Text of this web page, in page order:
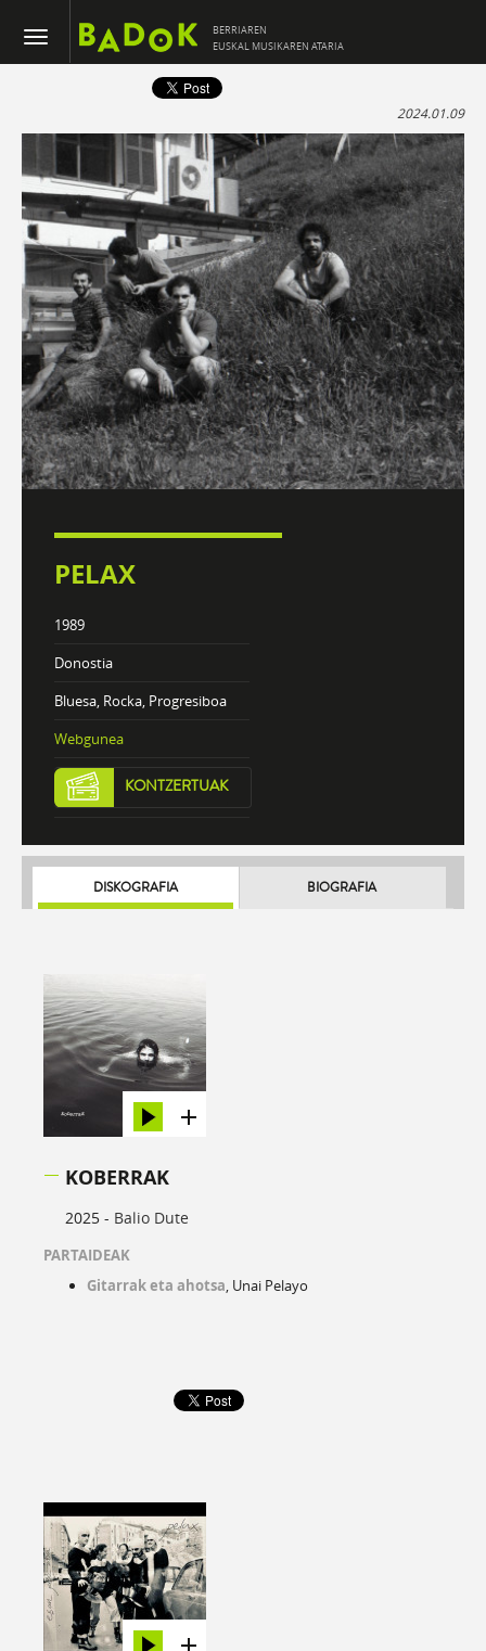
BERRIAREN
EUSKAL MUSIKAREN ATARIA
2024.01.09
PELAX
1989
Donostia
Bluesa, Rocka, Progresiboa
Webgunea
KONTZERTUAK
DISKOGRAFIA BIOGRAFIA
KOBERRAK
2025 - Balio Dute
PARTAIDEAK
Gitarrak eta ahotsa, Unai Pelayo